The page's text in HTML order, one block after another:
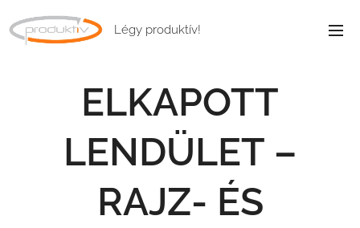
Légy produktív!
ELKAPOTT
LENDÜLET –
RAJZ- ÉS